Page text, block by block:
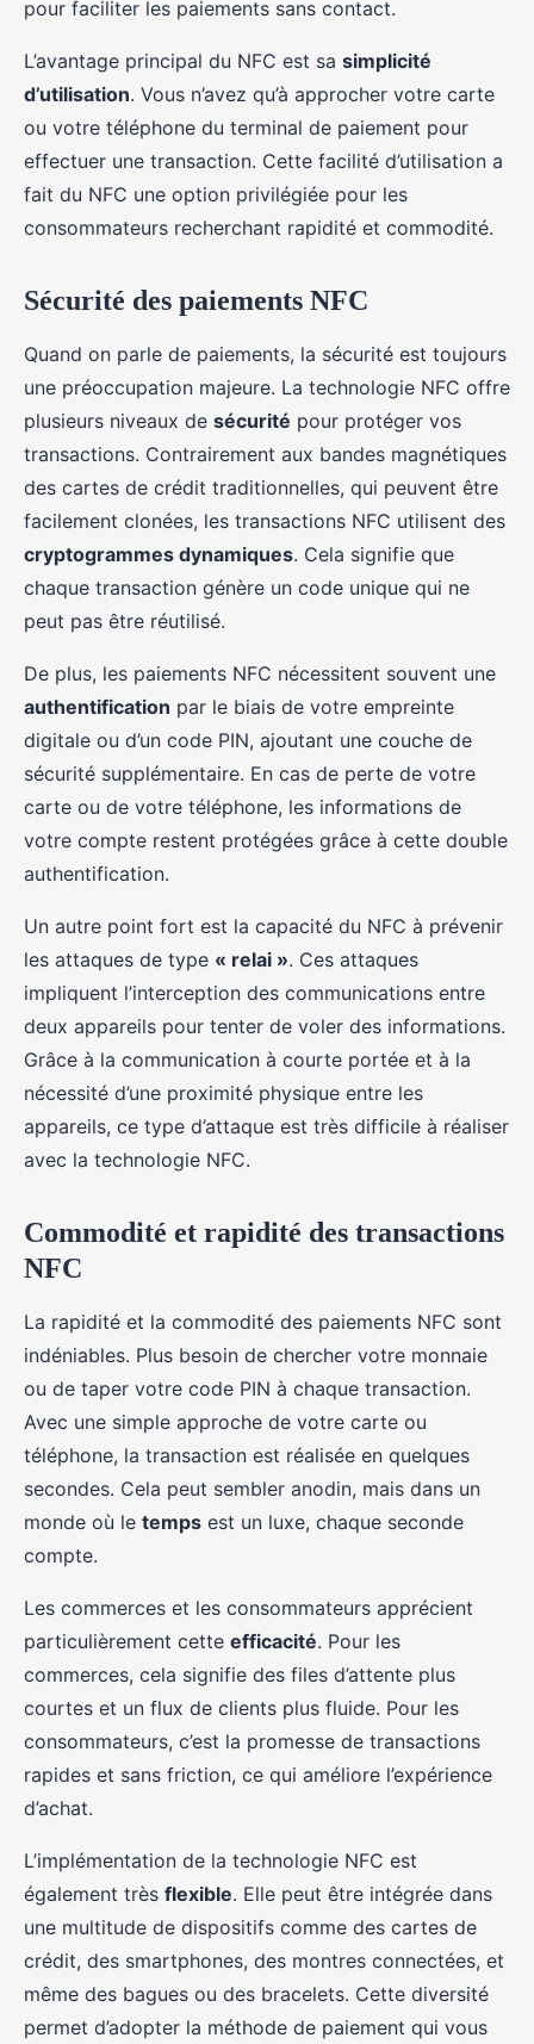
pour faciliter les paiements sans contact.
L’avantage principal du NFC est sa simplicité
d’utilisation. Vous n’avez qu’à approcher votre carte
ou votre téléphone du terminal de paiement pour
effectuer une transaction. Cette facilité d’utilisation a
fait du NFC une option privilégiée pour les
consommateurs recherchant rapidité et commodité.
Sécurité des paiements NFC
Quand on parle de paiements, la sécurité est toujours
une préoccupation majeure. La technologie NFC offre
plusieurs niveaux de sécurité pour protéger vos
transactions. Contrairement aux bandes magnétiques
des cartes de crédit traditionnelles, qui peuvent être
facilement clonées, les transactions NFC utilisent des
cryptogrammes dynamiques. Cela signifie que
chaque transaction génère un code unique qui ne
peut pas être réutilisé.
De plus, les paiements NFC nécessitent souvent une
authentification par le biais de votre empreinte
digitale ou d’un code PIN, ajoutant une couche de
sécurité supplémentaire. En cas de perte de votre
carte ou de votre téléphone, les informations de
votre compte restent protégées grâce à cette double
authentification.
Un autre point fort est la capacité du NFC à prévenir
les attaques de type « relai ». Ces attaques
impliquent l’interception des communications entre
deux appareils pour tenter de voler des informations.
Grâce à la communication à courte portée et à la
nécessité d’une proximité physique entre les
appareils, ce type d’attaque est très difficile à réaliser
avec la technologie NFC.
Commodité et rapidité des transactions
NFC
La rapidité et la commodité des paiements NFC sont
indéniables. Plus besoin de chercher votre monnaie
ou de taper votre code PIN à chaque transaction.
Avec une simple approche de votre carte ou
téléphone, la transaction est réalisée en quelques
secondes. Cela peut sembler anodin, mais dans un
monde où le temps est un luxe, chaque seconde
compte.
Les commerces et les consommateurs apprécient
particulièrement cette efficacité. Pour les
commerces, cela signifie des files d’attente plus
courtes et un flux de clients plus fluide. Pour les
consommateurs, c’est la promesse de transactions
rapides et sans friction, ce qui améliore l’expérience
d’achat.
L’implémentation de la technologie NFC est
également très flexible. Elle peut être intégrée dans
une multitude de dispositifs comme des cartes de
crédit, des smartphones, des montres connectées, et
même des bagues ou des bracelets. Cette diversité
permet d’adopter la méthode de paiement qui vous